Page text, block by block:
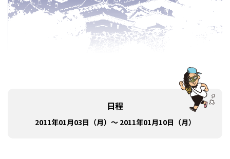
日程
2011年01月03日（月）～ 2011年01月10日（月）